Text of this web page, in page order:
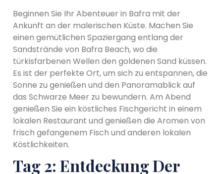
Beginnen Sie Ihr Abenteuer in Bafra mit der
Ankunft an der malerischen Küste. Machen Sie
einen gemütlichen Spaziergang entlang der
Sandstrände von Bafra Beach, wo die
türkisfarbenen Wellen den goldenen Sand küssen.
Es ist der perfekte Ort, um sich zu entspannen, die
Sonne zu genießen und den Panoramablick auf
das Schwarze Meer zu bewundern. Am Abend
genießen Sie ein köstliches Fischgericht in einem
lokalen Restaurant und genießen die Aromen von
frisch gefangenem Fisch und anderen lokalen
Köstlichkeiten.
Tag 2: Entdeckung Der